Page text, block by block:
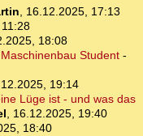
, 16.12.2025, 17:13
18:08
Student-
19:14
Lüge ist - und was das
, 16.12.2025, 19:40
18:40